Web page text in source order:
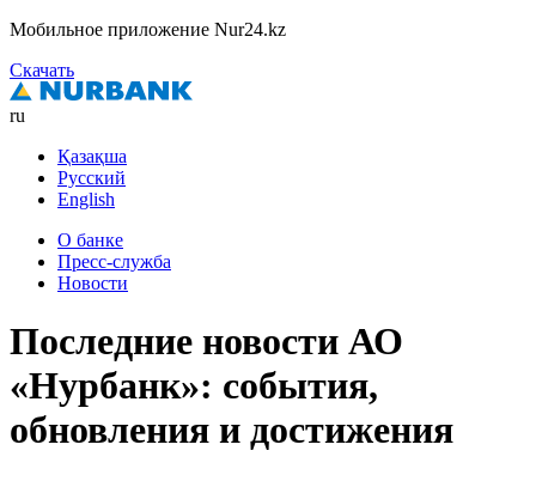
Мобильное приложение Nur24.kz
Скачать
ru
Қазақша
Русский
English
О банке
Пресс-служба
Новости
Последние новости АО
«Нурбанк»: события,
обновления и достижения